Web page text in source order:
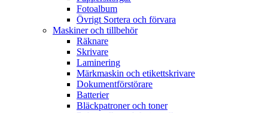
Fotoalbum
Övrigt Sortera och förvara
Maskiner och tillbehör
Räknare
Skrivare
Laminering
Märkmaskin och etikettskrivare
Dokumentförstörare
Batterier
Bläckpatroner och toner